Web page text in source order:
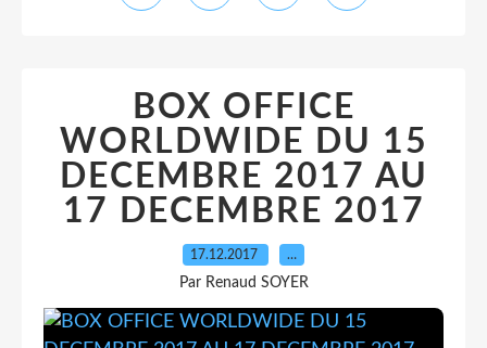
BOX OFFICE
WORLDWIDE DU 15
DECEMBRE 2017 AU
17 DECEMBRE 2017
17.12.2017 …
Par Renaud SOYER